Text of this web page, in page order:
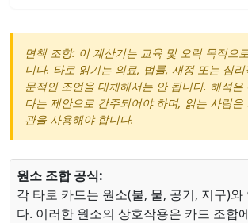
면책 조항: 이 계산기는 교육 및 오락 목적으
니다. 타로 읽기는 의료, 법률, 재정 또는 심
문적인 조언을 대체해서는 안 됩니다. 해석은
다는 제안으로 간주되어야 하며, 읽는 사람은
관을 사용해야 합니다.
원소 조합 공식:
각 타로 카드는 원소(불, 물, 공기, 지구)와
다. 이러한 원소의 상호작용은 카드 조합